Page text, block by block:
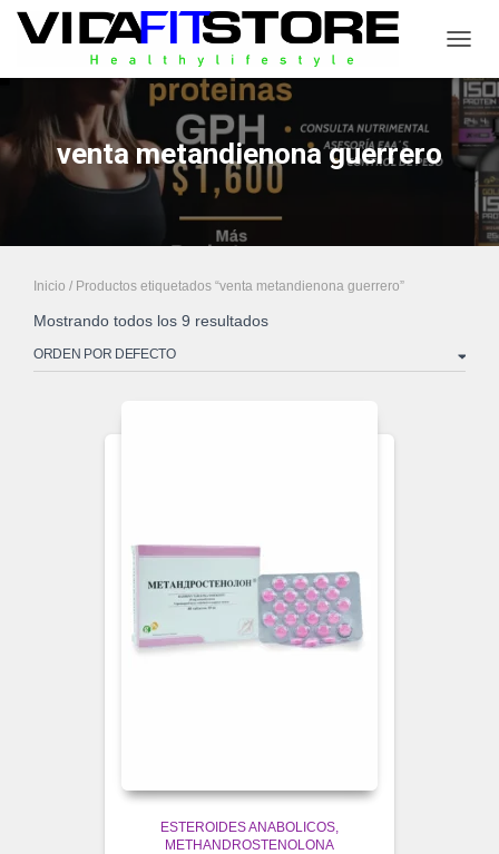
venta metandienona guerrero
Inicio / Productos etiquetados “venta metandienona guerrero”
Mostrando todos los 9 resultados
ESTEROIDES ANABOLICOS
METHANDROSTENOLONA